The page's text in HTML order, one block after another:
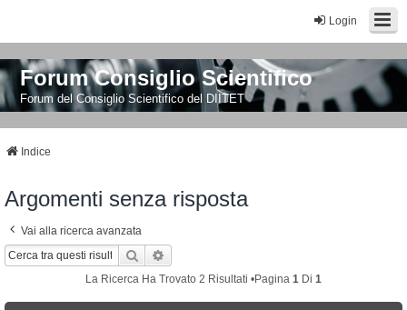
Login
Forum Consiglio Scientifico
Forum del Consiglio Scientifico del DIITET
Indice
Argomenti senza risposta
Vai alla ricerca avanzata
Cerca
La Ricerca Ha Trovato 2 Risultati •Pagina 1 Di 1